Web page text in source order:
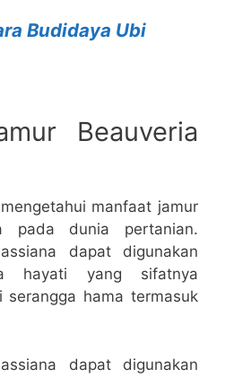
Budidaya Ubi
Beauveria
manfaat jamur
pada dunia pertanian.
dapat digunakan
hayati yang sifatnya
serangga hama termasuk
dapat digunakan